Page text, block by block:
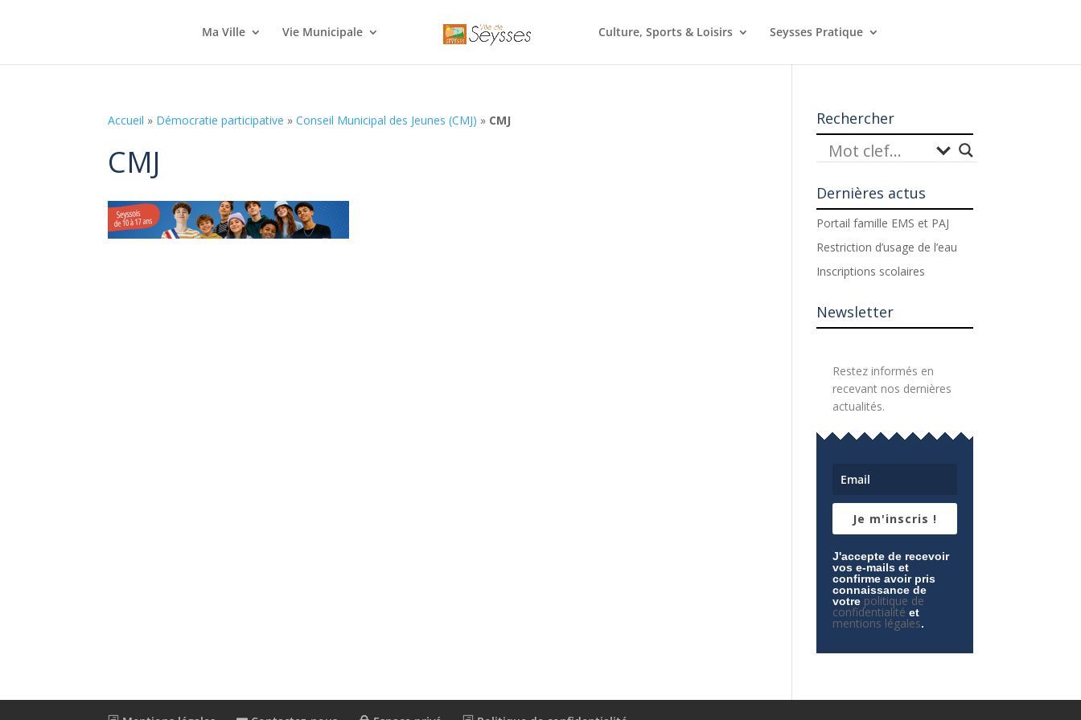
Ma Ville Vie Municipale Culture, Sports & Loisirs Seysses Pratique
Accueil » Démocratie participative »Conseil Municipal des Jeunes (CMJ) » CMJ
CMJ
Rechercher
Dernières actus
Portail famille EMS et PAJ
Restriction d’usage de l’eau
Inscriptions scolaires
Newsletter
Restez informés en
recevant nos dernières
actualités.
Je m'inscris !
J'accepte de recevoir
vos e-mails et
confirme avoir pris
connaissance de
votre politique de
confidentialité et
mentions légales.